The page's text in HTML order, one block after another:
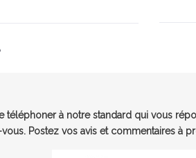
à notre standard qui vous
Postez vos avis et commentaires à